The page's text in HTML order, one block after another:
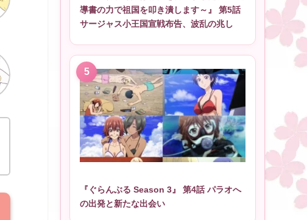
導書の力で祖国を叩き潰します～』 第5話
サージャス小王国宣戦布告、波乱の兆し
『ぐらんぶる Season 3』 第4話 パラオへ
の出発と新たな出会い